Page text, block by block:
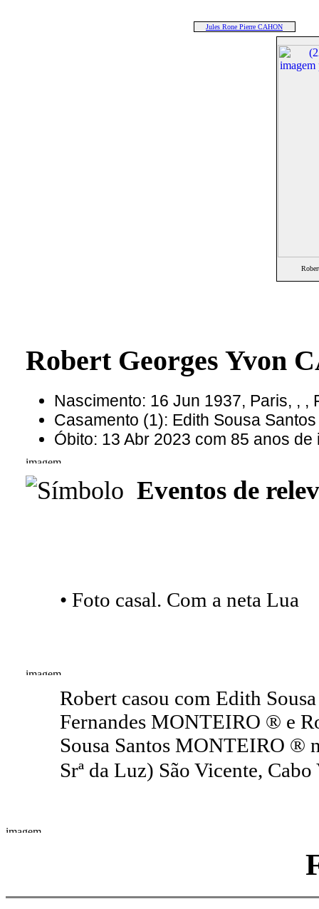
Jules Rone Pierre CAHON
Robert Georges Yvon
Nascimento: 16 Jun 1937, Paris, , ,
Casamento (1): Edith Sousa
Óbito: 13 Abr 2023 com 85 anos de
Eventos de
• Foto casal. Com a neta Lua
Robert casou com Edith
Fernandes MONTEIRO ® e
Sousa Santos MONTEIRO ®
Srª da Luz) São Vicente,